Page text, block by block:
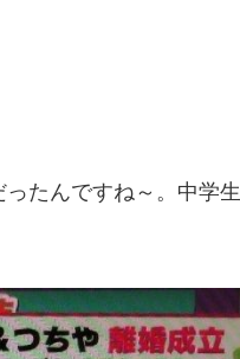
たんですね～。中学生